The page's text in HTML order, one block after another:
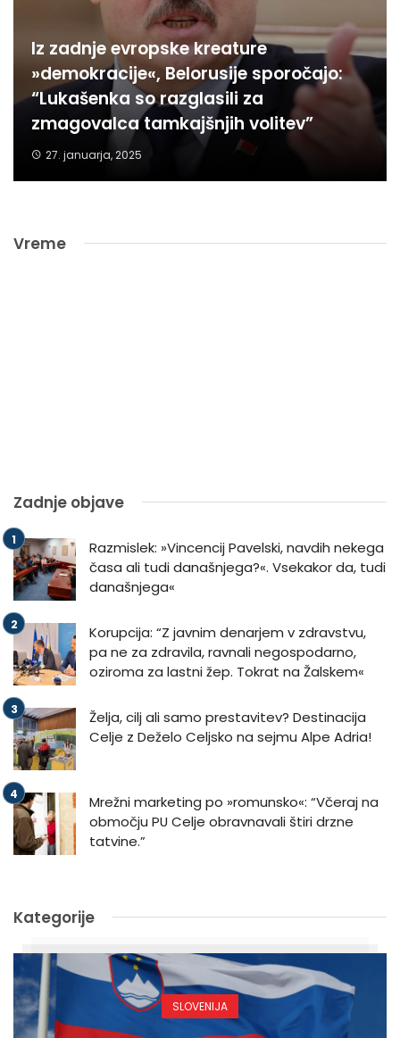
Iz zadnje evropske kreature
»demokracije«, Belorusije sporočajo:
“Lukašenka so razglasili za
zmagovalca tamkajšnjih volitev”
27. januarja, 2025
Vreme
Zadnje objave
Razmislek: »Vincencij Pavelski, navdih nekega
časa ali tudi današnjega?«. Vsekakor da, tudi
današnjega«
Korupcija: “Z javnim denarjem v zdravstvu,
pa ne za zdravila, ravnali negospodarno,
oziroma za lastni žep. Tokrat na Žalskem«
Želja, cilj ali samo prestavitev? Destinacija
Celje z Deželo Celjsko na sejmu Alpe Adria!
Mrežni marketing po »romunsko«: “Včeraj na
območju PU Celje obravnavali štiri drzne
tatvine.”
Kategorije
SLOVENIJA